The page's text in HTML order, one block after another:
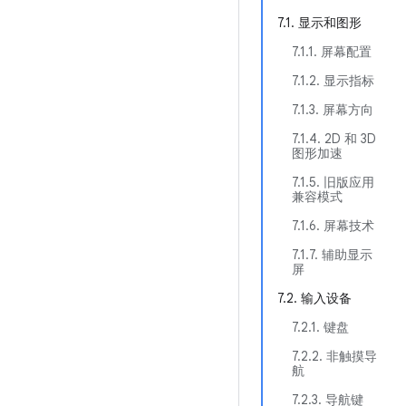
7.1. 显示和图形
7.1.1. 屏幕配置
7.1.2. 显示指标
7.1.3. 屏幕方向
7.1.4. 2D 和 3D
图形加速
7.1.5. 旧版应用
兼容模式
7.1.6. 屏幕技术
7.1.7. 辅助显示
屏
7.2. 输入设备
7.2.1. 键盘
7.2.2. 非触摸导
航
7.2.3. 导航键